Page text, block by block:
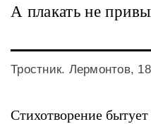
А плакать не
Тростник. Лермонтов,
Стихотворение бытует